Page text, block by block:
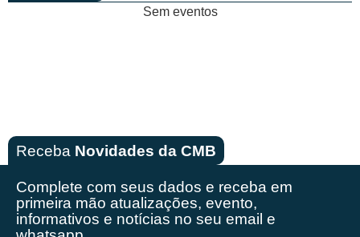
Sem eventos
Receba Novidades da CMB
Complete com seus dados e receba em
primeira mão atualizações, evento,
informativos e notícias no seu email e